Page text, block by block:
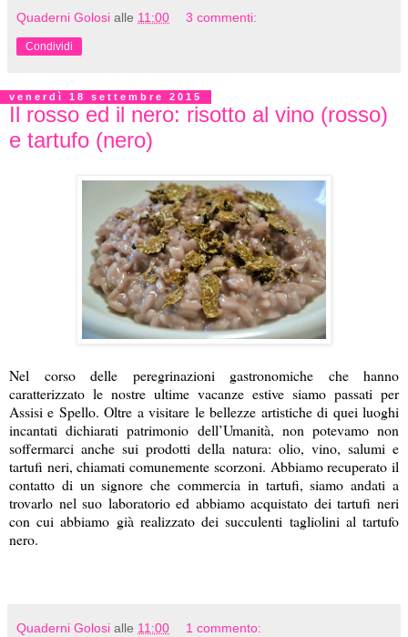
Quaderni Golosi alle 11:00 3 commenti:
Condividi
venerdì 18 settembre 2015
Il rosso ed il nero: risotto al vino (rosso)
e tartufo (nero)
Nel corso delle peregrinazioni gastronomiche che hanno
caratterizzato le nostre ultime vacanze estive siamo passati per
Assisi e Spello. Oltre a visitare le bellezze artistiche di quei luoghi
incantati dichiarati patrimonio dell’Umanità, non potevamo non
soffermarci anche sui prodotti della natura: olio, vino, salumi e
tartufi neri, chiamati comunemente scorzoni. Abbiamo recuperato il
contatto di un signore che commercia in tartufi, siamo andati a
trovarlo nel suo laboratorio ed abbiamo acquistato dei tartufi neri
con cui abbiamo già realizzato dei succulenti tagliolini al tartufo
nero.
Quaderni Golosi alle 11:00 1 commento: